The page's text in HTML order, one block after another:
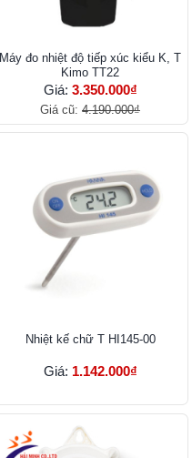
Máy đo nhiệt độ tiếp xúc kiểu K, T
Kimo TT22
Giá: 3.350.000₫
Giá cũ: 4.190.000₫
Nhiệt kế chữ T HI145-00
Giá: 1.142.000₫